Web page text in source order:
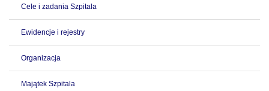
Cele i zadania Szpitala
Ewidencje i rejestry
Organizacja
Majątek Szpitala